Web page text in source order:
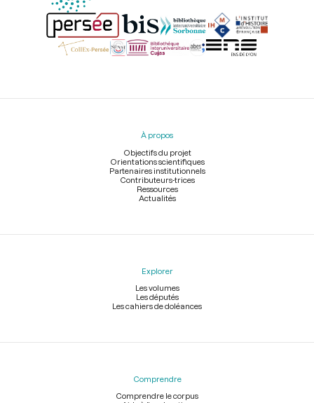
Menu
À propos
Objectifs du projet
Orientations scientifiques
Partenaires institutionnels
Contributeurs-trices
Ressources
Actualités
Explorer
Les volumes
Les députés
Les cahiers de doléances
Comprendre
Comprendre le corpus